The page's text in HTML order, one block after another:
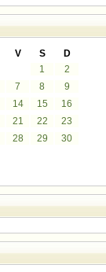
V S
D
1
2
7 8
9
14 15
16
21 22
23
28 29
30